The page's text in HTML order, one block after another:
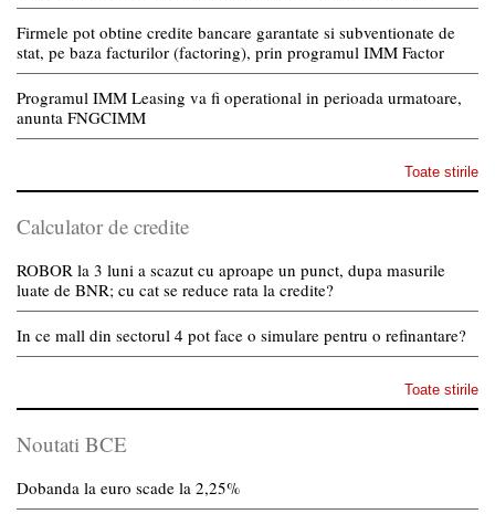
Firmele pot obtine credite bancare garantate si subventionate de
stat, pe baza facturilor (factoring), prin programul IMM Factor
Programul IMM Leasing va fi operational in perioada urmatoare,
anunta FNGCIMM
Toate stirile
Calculator de credite
ROBOR la 3 luni a scazut cu aproape un punct, dupa masurile
luate de BNR; cu cat se reduce rata la credite?
In ce mall din sectorul 4 pot face o simulare pentru o refinantare?
Toate stirile
Noutati BCE
Dobanda la euro scade la 2,25%